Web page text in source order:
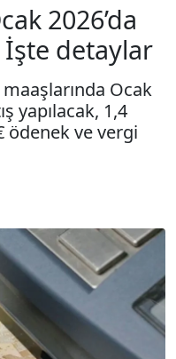
2026’da
İşte detaylar
maaşlarında Ocak
yapılacak, 1,4
ödenek ve vergi